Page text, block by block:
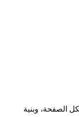
الصفحة، وبنية